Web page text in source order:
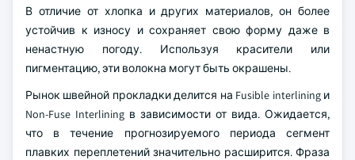
В отличие от хлопка и других материалов, он более
устойчив к износу и сохраняет свою форму даже в
ненастную погоду. Используя красители или
пигментацию, эти волокна могут быть окрашены.
Рынок швейной прокладки делится на Fusible interlining и
Non-Fuse Interlining в зависимости от вида. Ожидается,
что в течение прогнозируемого периода сегмент
плавких переплетений значительно расширится. Фраза